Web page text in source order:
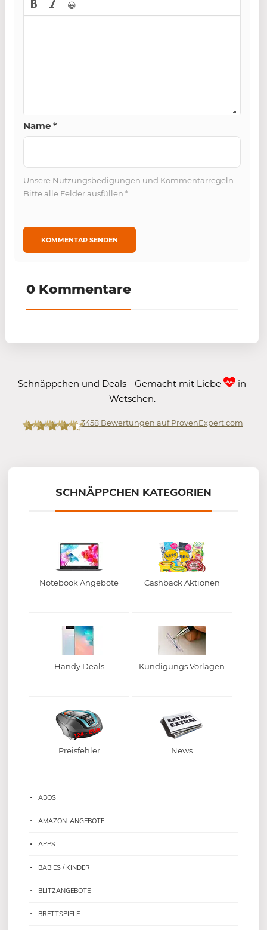
😀
Name *
Unsere Nutzungsbedigungen und Kommentarregeln
Bitte alle Felder ausfüllen *
0 Kommentare
Schnäppchen und Deals - Gemacht mit Liebe
in
Wetschen.
3458Bewertungen auf ProvenExpert.com
SCHNÄPPCHEN KATEGORIEN
Notebook Angebote Cashback Aktionen
Handy Deals Kündigungs Vorlagen
Preisfehler News
ABOS
AMAZON-ANGEBOTE
APPS
BABIES / KINDER
BLITZANGEBOTE
BRETTSPIELE